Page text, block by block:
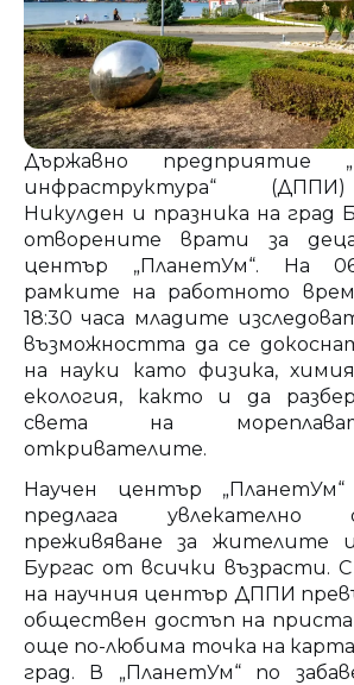
Държавно предприятие
инфраструктура“
Никулден и празника на град
отворените врати за
център „ПланетУм“. На
рамките на работното
18:30 часа младите
възможността да се
на науки като физика,
екология, както и да
света на
откривателите.
Научен център „ПланетУм“
предлага увлекателно
преживяване за жителите
Бургас от всички възрасти.
на научния център ДППИ
обществен достъп на
още по-любима точка на
град. В „ПланетУм“ по